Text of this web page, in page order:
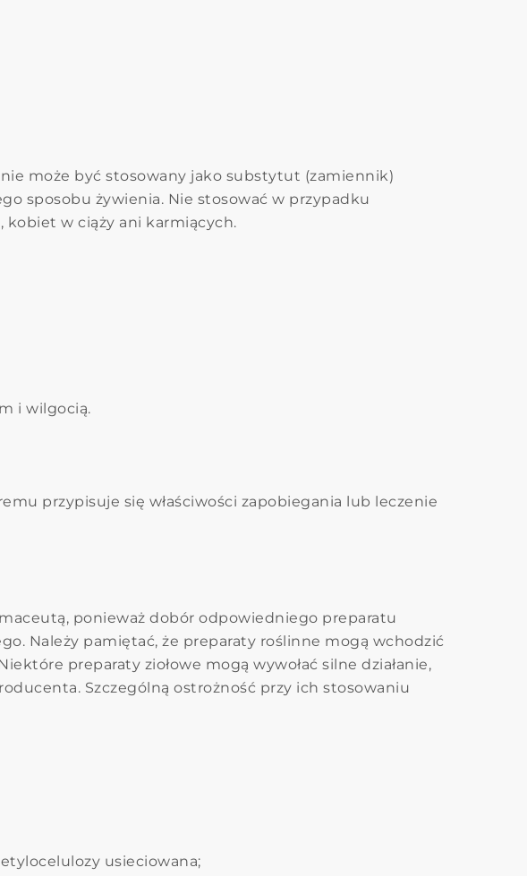
może być stosowany jako substytut (zamiennik)
sposobu żywienia. Nie stosować w przypadku
kobiet w ciąży ani karmiących.
i wilgocią.
przypisuje się właściwości zapobiegania lub leczenie
ponieważ dobór odpowiedniego preparatu
Należy pamiętać, że preparaty roślinne mogą wchodzić
preparaty ziołowe mogą wywołać silne działanie,
Szczególną ostrożność przy ich stosowaniu
usieciowana;